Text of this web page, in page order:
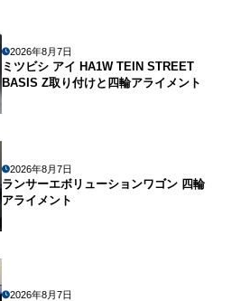
2026年8月7日
ミツビシ アイ HA1W TEIN STREET
BASIS Z取り付けと四輪アライメント
2026年8月7日
ランサーエボリューションワゴン 四輪
アライメント
2026年8月7日